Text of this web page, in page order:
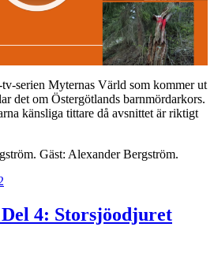
serien Myternas Värld som kommer ut
det om Östergötlands barnmördarkors.
känsliga tittare då avsnittet är riktigt
Gäst: Alexander Bergström.
4: Storsjöodjuret